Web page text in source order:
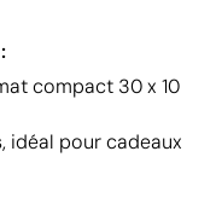
compact 30 x 10
idéal pour cadeaux